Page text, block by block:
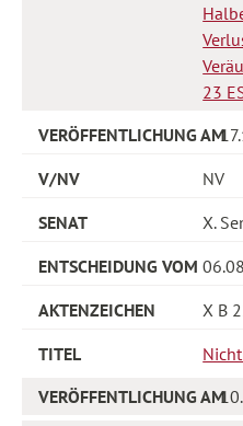
23
NV
X.
X B